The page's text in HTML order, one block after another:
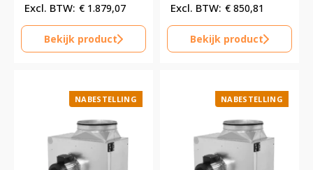
€ 1.879,07
Bekijk product
€ 850,81
Bekijk product
NABESTELLING NABESTELLING